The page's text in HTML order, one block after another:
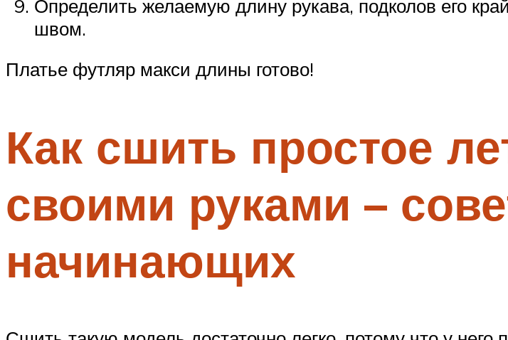
Определить желаемую длину рукава, подколов его
швом.
Платье футляр макси длины готово!
Как сшить простое
своими руками –
начинающих